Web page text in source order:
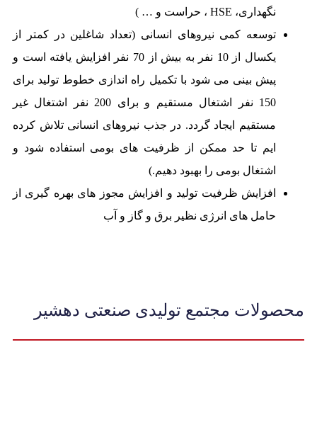
نگهداری، HSE ، حراست و … )
توسعه کمی نیروهای انسانی (تعداد شاغلین در کمتر از
یکسال از 10 نفر به بیش از 70 نفر افزایش یافته است و
پیش بینی می شود با تکمیل راه اندازی خطوط تولید برای
150 نفر اشتغال مستقیم و برای 200 نفر اشتغال غیر
مستقیم ایجاد گردد. در جذب نیروهای انسانی تلاش کرده
ایم تا حد ممکن از ظرفیت های بومی استفاده شود و
اشتغال بومی را بهبود دهیم.)
افزایش ظرفیت تولید و افزایش مجوز های بهره گیری از
حامل های انرژی نظیر برق و گاز و آب
محصولات مجتمع تولیدی صنعتی دهشیر